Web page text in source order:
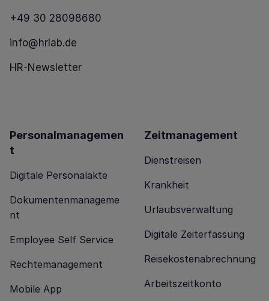
+49 30 28098680
info@hrlab.de
HR-Newsletter
Personalmanagemen
t
Digitale Personalakte
Dokumentenmanageme
nt
Employee Self Service
Rechtemanagement
Mobile App
Zeitmanagement
Dienstreisen
Krankheit
Urlaubsverwaltung
Digitale Zeiterfassung
Reisekostenabrechnung
Arbeitszeitkonto